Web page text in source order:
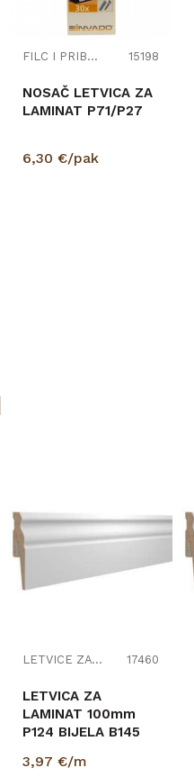
FILC I PRIBOR 15198
NOSAČ LETVICA ZA
LAMINAT P71/P27
6,30 €/pak
LETVICE ZA LAMINAT 17460
LETVICA ZA
LAMINAT 100mm
P124 BIJELA B145
PRESTIGE
3,97 €/m